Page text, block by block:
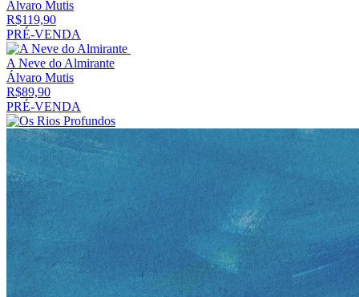
Álvaro Mutis
R$119,90
PRÉ-VENDA
A Neve do Almirante
Álvaro Mutis
R$89,90
PRÉ-VENDA